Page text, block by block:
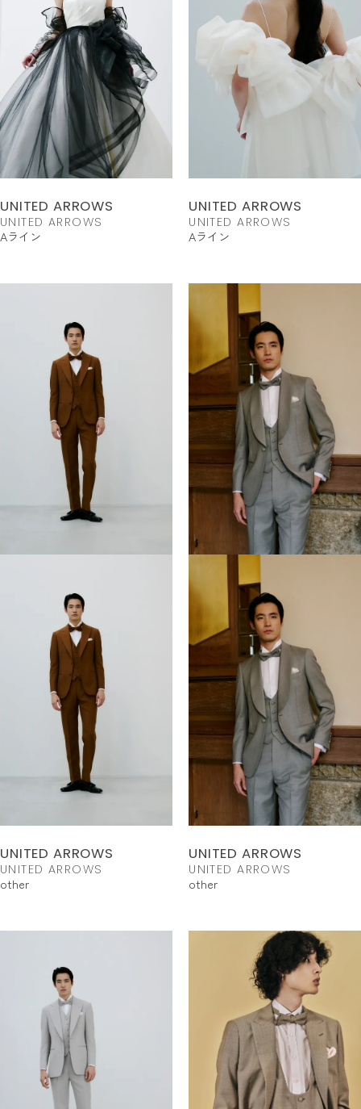
UNITED ARROWS
UNITED ARROWS
Aライン
UNITED ARROWS
UNITED ARROWS
Aライン
UNITED ARROWS
UNITED ARROWS
other
UNITED ARROWS
UNITED ARROWS
other